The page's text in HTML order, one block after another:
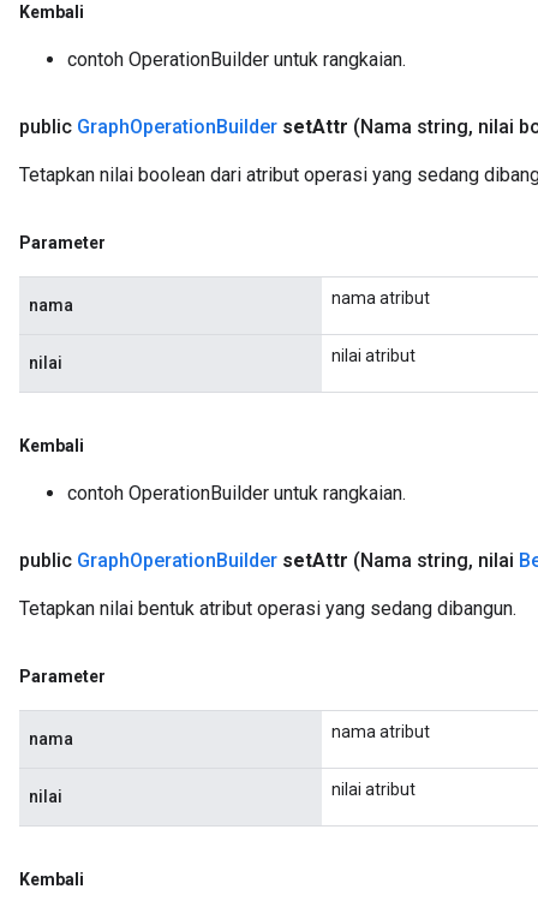
Kembali
contoh OperationBuilder untuk rangkaian.
public GraphOperationBuilder setAttr (Nama string, nilai
Tetapkan nilai boolean dari atribut operasi yang sedang
Parameter
nama nama atribut
nilai nilai atribut
Kembali
contoh OperationBuilder untuk rangkaian.
public GraphOperationBuilder setAttr (Nama string, nilai
Tetapkan nilai bentuk atribut operasi yang sedang dibangun.
Parameter
nama nama atribut
nilai nilai atribut
Kembali